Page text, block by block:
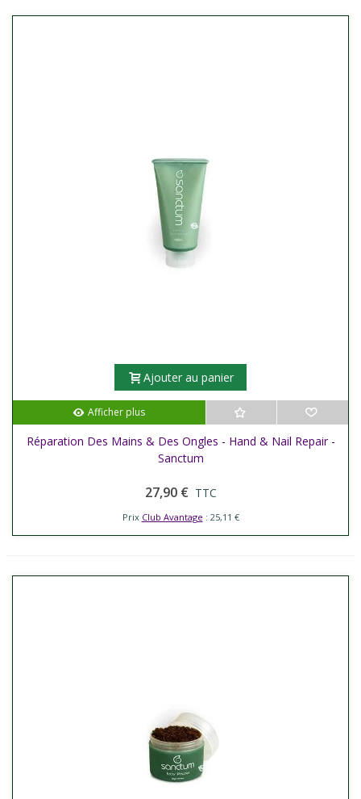
Ajouter au panier
Afficher plus
Réparation Des Mains & Des Ongles - Hand & Nail Repair -
Sanctum
27,90 € TTC
Prix Club Avantage : 25,11 €